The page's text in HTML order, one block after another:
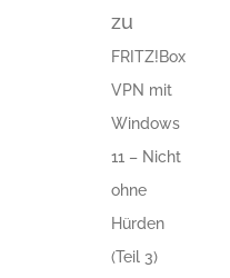
zu
FRITZ!Box
VPN mit
Windows
11 – Nicht
ohne
Hürden
(Teil 3)